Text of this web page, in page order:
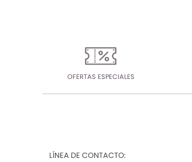
OFERTAS ESPECIALES
LÍNEA DE CONTACTO: